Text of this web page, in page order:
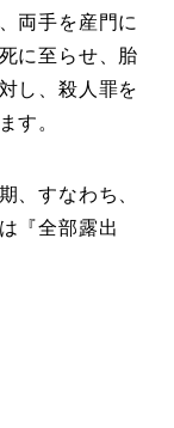
両手を産門に
に至らせ、胎
し、殺人罪を
す。
、すなわち、
『全部露出